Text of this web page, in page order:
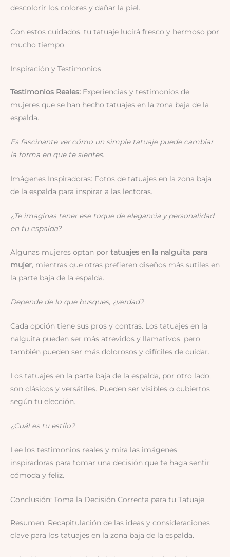
descolorir los colores y dañar la piel.
Con estos cuidados, tu tatuaje lucirá fresco y hermoso por
mucho tiempo.
Inspiración y Testimonios
Testimonios Reales: Experiencias y testimonios de
mujeres que se han hecho tatuajes en la zona baja de la
espalda.
Es fascinante ver cómo un simple tatuaje puede cambiar
la forma en que te sientes.
Imágenes Inspiradoras: Fotos de tatuajes en la zona baja
de la espalda para inspirar a las lectoras.
¿Te imaginas tener ese toque de elegancia y personalidad
en tu espalda?
Algunas mujeres optan por tatuajes en la nalguita para
mujer, mientras que otras prefieren diseños más sutiles en
la parte baja de la espalda.
Depende de lo que busques, ¿verdad?
Cada opción tiene sus pros y contras. Los tatuajes en la
nalguita pueden ser más atrevidos y llamativos, pero
también pueden ser más dolorosos y difíciles de cuidar.
Los tatuajes en la parte baja de la espalda, por otro lado,
son clásicos y versátiles. Pueden ser visibles o cubiertos
según tu elección.
¿Cuál es tu estilo?
Lee los testimonios reales y mira las imágenes
inspiradoras para tomar una decisión que te haga sentir
cómoda y feliz.
Conclusión: Toma la Decisión Correcta para tu Tatuaje
Resumen: Recapitulación de las ideas y consideraciones
clave para los tatuajes en la zona baja de la espalda.